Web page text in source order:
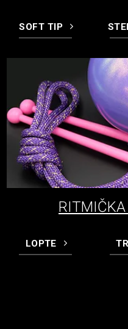
SOFT TIP
LOPTE